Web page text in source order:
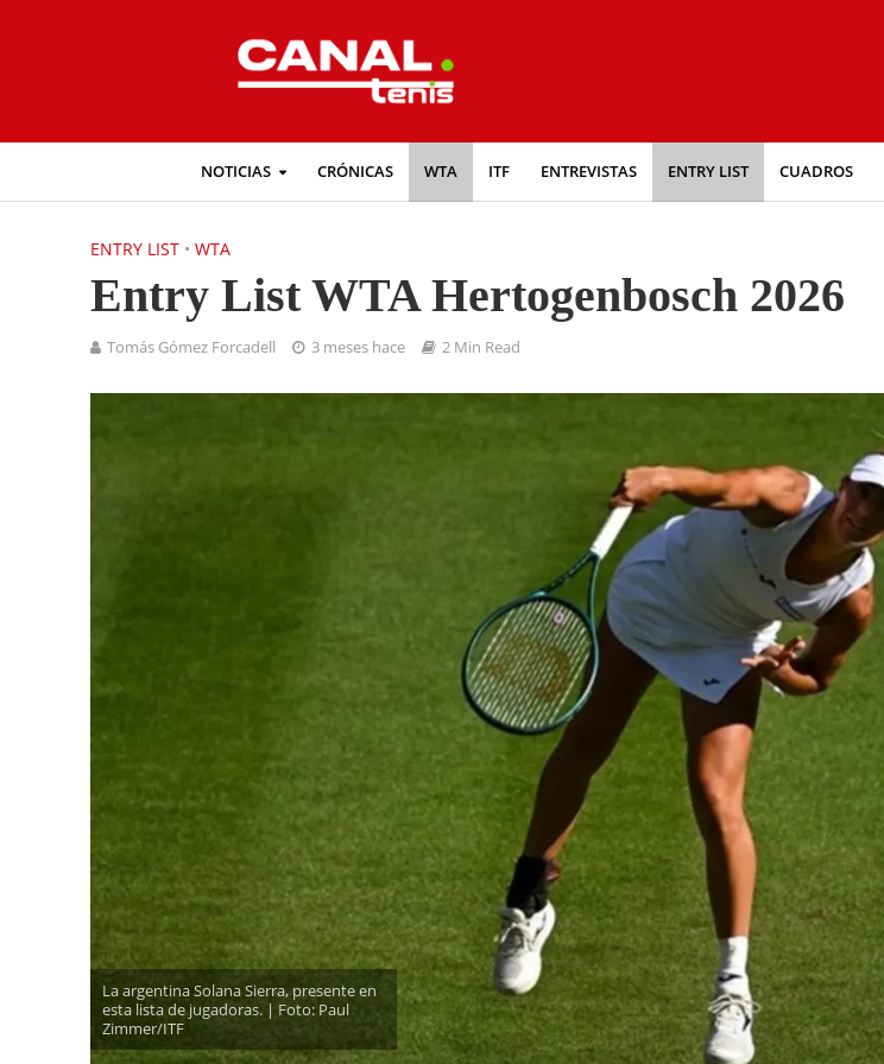
NOTICIAS CRÓNICAS WTA ITF ENTREVISTAS ENTRY LIST CUADROS
ENTRY LIST • WTA
Entry List WTA Hertogenbosch 2026
Tomás Gómez Forcadell 3 meses hace 2 Min Read
La argentina Solana Sierra, presente en
esta lista de jugadoras. | Foto: Paul
Zimmer/ITF